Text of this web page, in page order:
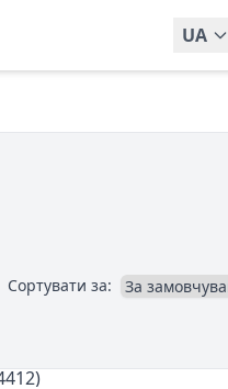
UA
Сортувати за: